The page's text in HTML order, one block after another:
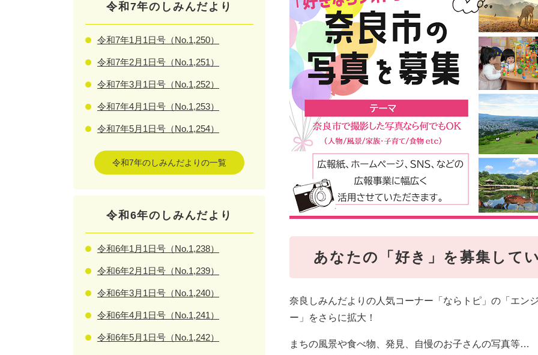
あなたの「好き」を募集して
奈良しみんだよりの人気コーナー「ならトピ」の「エン
ー」をさらに拡大！
まちの風景や食べ物、発見、自慢のお子さんの写真等…
令和7年のしみんだより
令和7年1月1日号（No.1,250）
令和7年2月1日号（No.1,251）
令和7年3月1日号（No.1,252）
令和7年4月1日号（No.1,253）
令和7年5月1日号（No.1,254）
令和7年のしみんだよりの一覧
令和6年のしみんだより
令和6年1月1日号（No.1,238）
令和6年2月1日号（No.1,239）
令和6年3月1日号（No.1,240）
令和6年4月1日号（No.1,241）
令和6年5月1日号（No.1,242）